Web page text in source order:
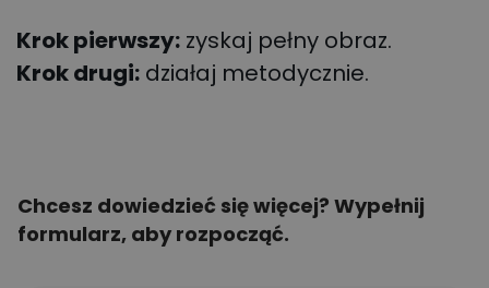
Krok pierwszy: zyskaj pełny obraz.
Krok drugi: działaj metodycznie.
Chcesz dowiedzieć się więcej? Wypełnij
formularz, aby rozpocząć.